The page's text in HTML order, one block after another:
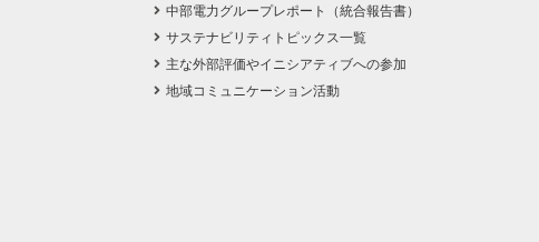
中部電力グループレポート（統合報告書）
サステナビリティトピックス一覧
主な外部評価やイニシアティブへの参加
地域コミュニケーション活動